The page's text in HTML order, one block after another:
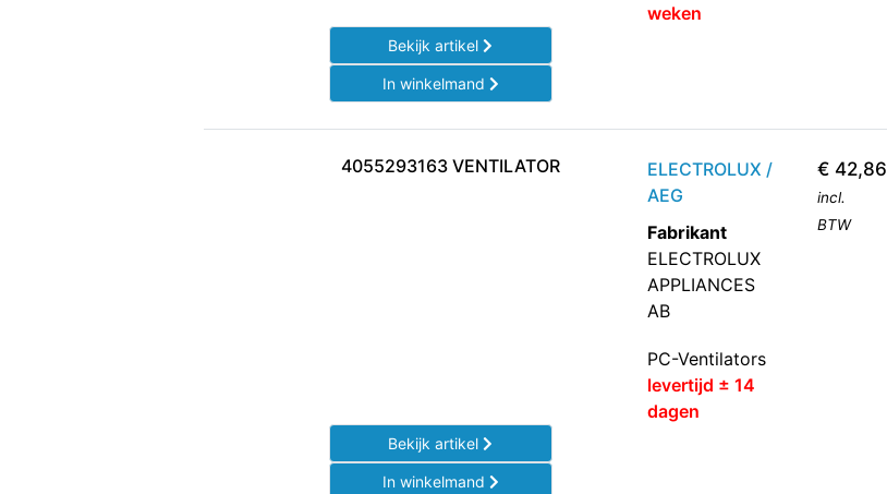
weken
Bekijk artikel
In winkelmand
4055293163 VENTILATOR
ELECTROLUX /
AEG
Fabrikant
ELECTROLUX
APPLIANCES
AB
PC-Ventilators
levertijd ± 14
dagen
€ 42,86
incl.
BTW
Bekijk artikel
In winkelmand